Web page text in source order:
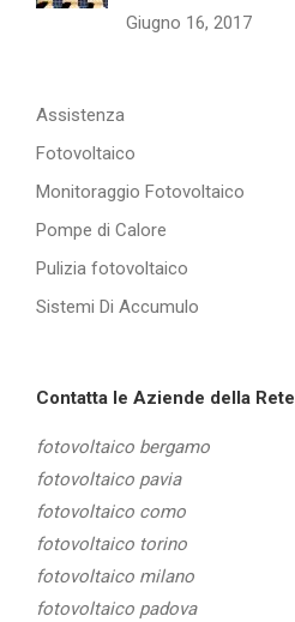
Giugno 16, 2017
Assistenza
Fotovoltaico
Monitoraggio Fotovoltaico
Pompe di Calore
Pulizia fotovoltaico
Sistemi Di Accumulo
Contatta le Aziende della Rete
fotovoltaico bergamo
fotovoltaico pavia
fotovoltaico como
fotovoltaico torino
fotovoltaico milano
fotovoltaico padova